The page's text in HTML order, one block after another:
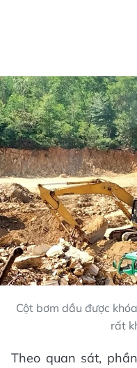
Cột bơm dầu được
rất
Theo quan sát,